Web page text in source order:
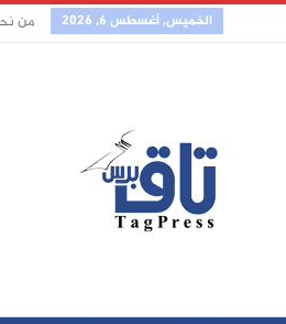
الخميس, أغسطس 6, 2026 من